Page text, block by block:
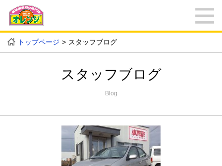
トップページ スタッフブログ
スタッフブログ
Blog